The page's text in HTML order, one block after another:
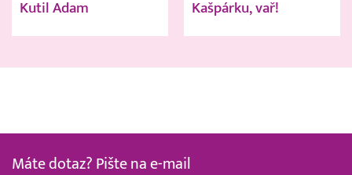
Kutil Adam Kašpárku, vař!
Máte dotaz? Pište na e-mail